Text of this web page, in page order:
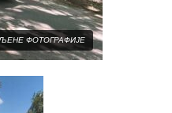
ФОТОГРАФИЈЕ